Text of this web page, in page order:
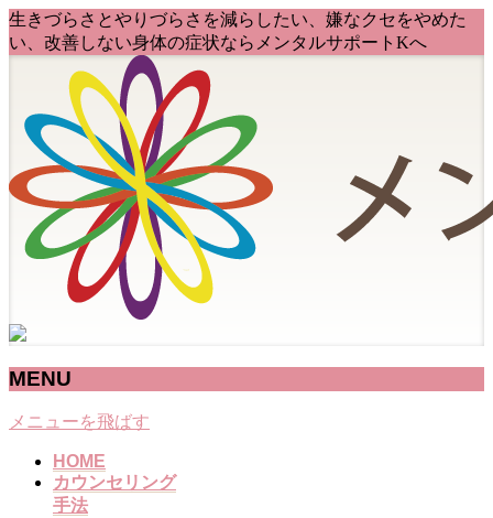
生きづらさとやりづらさを減らしたい、嫌なクセをやめた
い、改善しない身体の症状ならメンタルサポートKへ
MENU
メニューを飛ばす
HOME
カウンセリング
手法